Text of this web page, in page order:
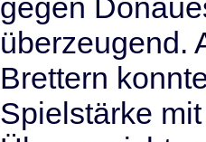
gegen
überzeugend.
Brettern
Spielstärke